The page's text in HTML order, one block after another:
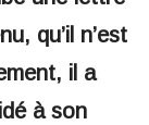
qu’il n’est
il a
à son